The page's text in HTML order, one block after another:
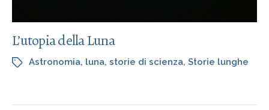
L’utopia della Luna
Astronomia, luna, storie di scienza, Storie lunghe